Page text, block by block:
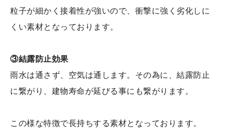
粒子が細かく接着性が強いので、衝撃に強く劣化しに
くい素材となっております。
③結露防止効果
雨水は通さず、空気は通します。その為に、結露防止
に繋がり、建物寿命が延びる事にも繋がります。
この様な特徴で長持ちする素材となっております。